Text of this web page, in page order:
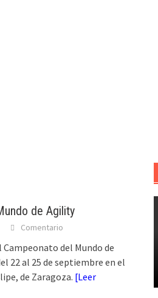
de Agility
Comentario
Campeonato del Mundo de
22 al 25 de septiembre en el
de Zaragoza. [Leer